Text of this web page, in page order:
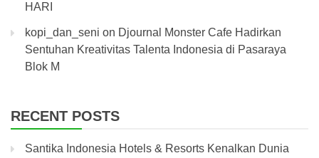
HARI
kopi_dan_seni on Djournal Monster Cafe Hadirkan
Sentuhan Kreativitas Talenta Indonesia di Pasaraya
Blok M
RECENT POSTS
Santika Indonesia Hotels & Resorts Kenalkan Dunia